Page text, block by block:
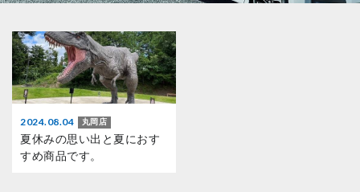
2024.08.04 丸岡店
夏休みの思い出と夏におす
すめ商品です。